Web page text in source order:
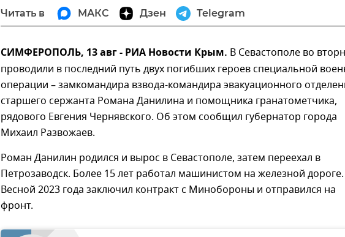
Читать в МАКС Дзен Telegram
СИМФЕРОПОЛЬ, 13 авг - РИА Новости Крым. В Севастополе во
проводили в последний путь двух погибших героев специальной
операции – замкомандира взвода-командира эвакуационного
старшего сержанта Романа Данилина и помощника гранатометчика,
рядового Евгения Чернявского. Об этом сообщил губернатор города
Михаил Развожаев.
Роман Данилин родился и вырос в Севастополе, затем переехал в
Петрозаводск. Более 15 лет работал машинистом на железной дороге.
Весной 2023 года заключил контракт с Минобороны и отправился на
фронт.